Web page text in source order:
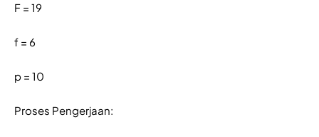
F = 19
f = 6
p = 10
Proses Pengerjaan: